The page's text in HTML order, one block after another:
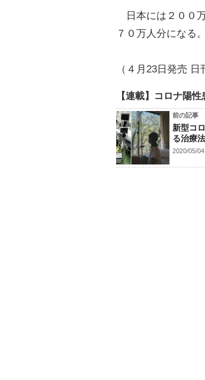
日本には２００
７０万人分になる
（４月23日発売
【連載】コロナ陽
前の記事
新型コ
る治療
2020/05/